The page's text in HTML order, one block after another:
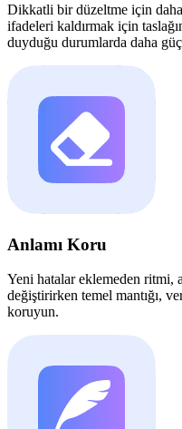
Dikkatli bir düzeltme için
ifadeleri kaldırmak için
duyduğu durumlarda daha
Anlamı Koru
Yeni hatalar eklemeden ritmi,
değiştirirken temel mantığı,
koruyun.